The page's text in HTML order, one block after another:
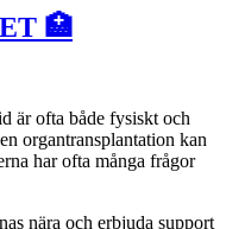
🏥
är ofta både fysiskt och
organtransplantation kan
har ofta många frågor
nära och erbjuda support